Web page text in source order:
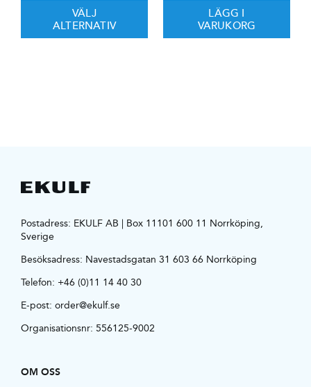
VÄLJ
ALTERNATIV
LÄGG I
VARUKORG
Postadress: EKULF AB | Box 11101 600 11 Norrköping,
Sverige
Besöksadress: Navestadsgatan 31 603 66 Norrköping
Telefon: +46 (0)11 14 40 30
E-post: order@ekulf.se
Organisationsnr: 556125-9002
OM OSS